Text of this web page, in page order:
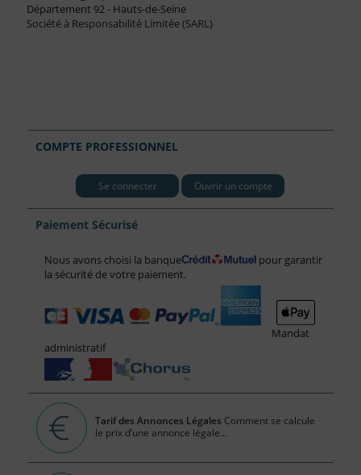
Département 92 - Hauts-de-Seine
Société à Responsabilité Limitée (SARL)
COMPTE PROFESSIONNEL
Se connecter Ouvrir un compte
Paiement Sécurisé
Nous avons choisi la banque
pour garantir
la sécurité de votre paiement.
Mandat
administratif
Tarif des Annonces Légales Comment se calcule
le prix d’une annonce légale...